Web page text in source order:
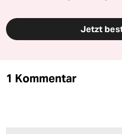
Jetzt
1 Kommentar